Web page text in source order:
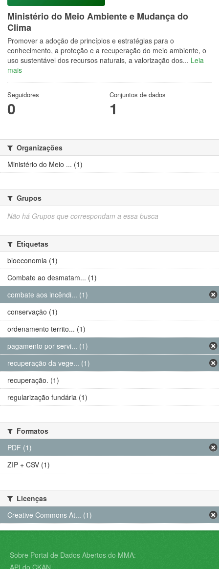
Ministério do Meio Ambiente e Mudança do
Clima
Promover a adoção de princípios e estratégias para o
conhecimento, a proteção e a recuperação do meio ambiente, o
uso sustentável dos recursos naturais, a valorização dos... Leia
mais
Seguidores
0
Conjuntos de dados
1
Organizações
Ministério do Meio ... (1)
Grupos
Não há Grupos que correspondam a essa busca
Etiquetas
bioeconomia (1)
Combate ao desmatam... (1)
combate aos incêndi... (1)
conservação (1)
ordenamento territo... (1)
pagamento por servi... (1)
recuperação da vege... (1)
recuperação. (1)
regularização fundária (1)
Formatos
PDF (1)
ZIP + CSV (1)
Licenças
Creative Commons At... (1)
Sobre Portal de Dados Abertos do MMA:
API do CKAN